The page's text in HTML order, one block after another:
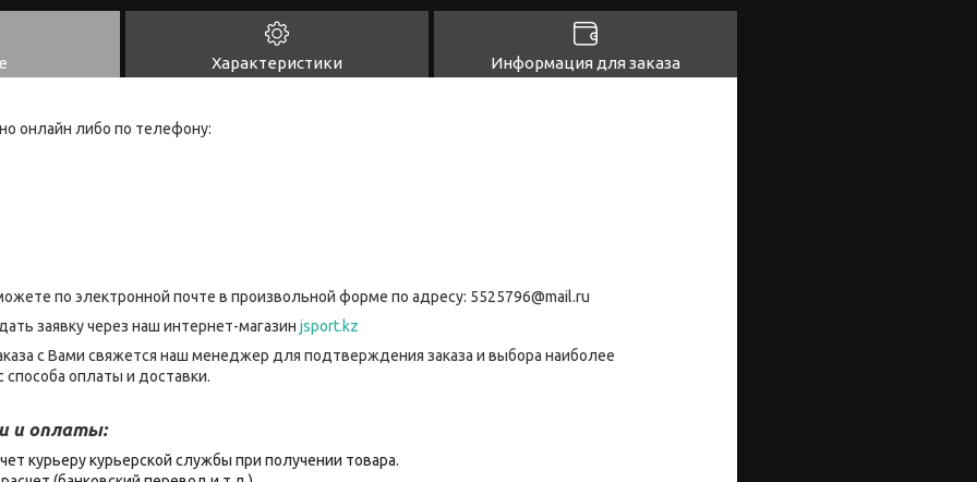
Характеристики Информация для заказа
онлайн либо по телефону:
по электронной почте в произвольной форме по адресу: 5525796@mail.ru
заявку через наш интернет-магазин jsport.kz
с Вами свяжется наш менеджер для подтверждения заказа и выбора наиболее
оплаты и доставки.
и оплаты:
курьеру курьерской службы при получении товара.